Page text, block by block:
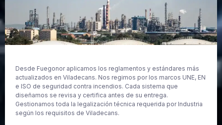
Desde Fuegonor aplicamos los reglamentos y estándares más
actualizados en Viladecans. Nos regimos por los marcos UNE, EN
e ISO de seguridad contra incendios. Cada sistema que
diseñamos se revisa y certifica antes de su entrega.
Gestionamos toda la legalización técnica requerida por Industria
según los requisitos de Viladecans.